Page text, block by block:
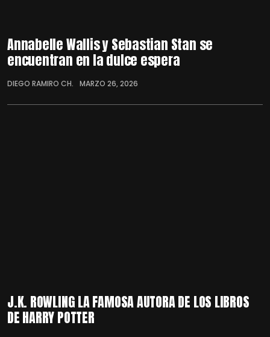
Annabelle Wallis y Sebastian Stan se
encuentran en la dulce espera
DIEGO RAMIRO CH. MARZO 26, 2026
J.K. ROWLING LA FAMOSA AUTORA DE LOS LIBROS
DE HARRY POTTER